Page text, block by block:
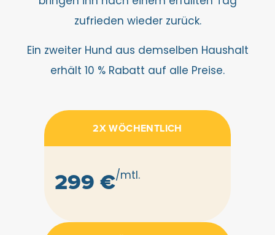
zufrieden wieder zurück.
Ein zweiter Hund aus demselben Haushalt
erhält 10 % Rabatt auf alle Preise.
2X WÖCHENTLICH
299 €/mtl.